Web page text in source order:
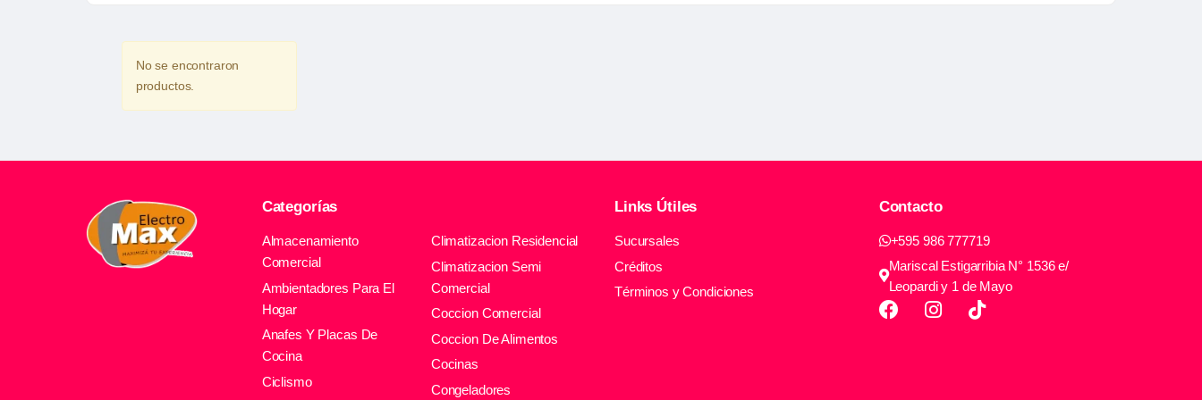
No se encontraron
productos.
Categorías
Almacenamiento
Comercial
Ambientadores Para El
Hogar
Anafes Y Placas De
Cocina
Ciclismo
Climatizacion Residencial
Climatizacion Semi
Comercial
Coccion Comercial
Coccion De Alimentos
Cocinas
Congeladores
Links Útiles
Sucursales
Créditos
Términos y Condiciones
Contacto
+595 986 777719
Mariscal Estigarribia N° 1536 e/
Leopardi y 1 de Mayo